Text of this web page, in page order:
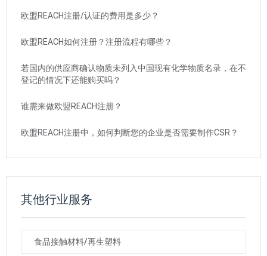
欧盟REACH注册/认证的费用是多少？
欧盟REACH如何注册？注册流程有哪些？
若国内的供应商确认物质未列入中国现有化学物质名录，在不
登记的情况下还能购买吗？
谁需来做欧盟REACH注册？
欧盟REACH注册中，如何判断您的企业是否需要制作CSR？
其他行业服务
食品接触材料/再生塑料